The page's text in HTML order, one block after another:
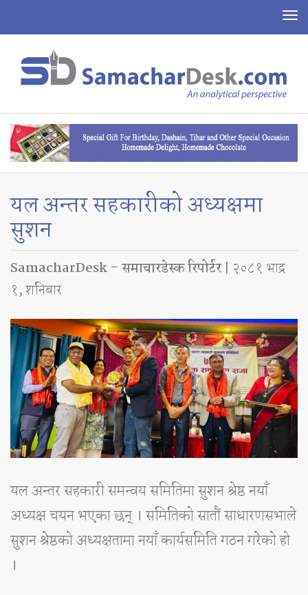
यल अन्तर सहकारीको अध्यक्षमा
सुशन
SamacharDesk – समाचारडेस्क रिपोर्टर| २०८१ भाद्र
१, शनिबार
यल अन्तर सहकारी समन्वय समितिमा सुशन श्रेष्ठ नयाँ
अध्यक्ष चयन भएका छन् । समितिको सातौं साधारणसभाले
सुशन श्रेष्ठको अध्यक्षतामा नयाँ कार्यसमिति गठन गरेको हो
।